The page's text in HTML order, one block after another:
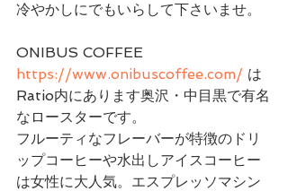
冷やかしにでもいらして下さいませ。
ONIBUS COFFEE
https://www.onibuscoffee.com/ は
Ratio内にあります奥沢・中目黒で有名
なロースターです。
フルーティなフレーバーが特徴のドリ
ップコーヒーや水出しアイスコーヒー
は女性に大人気。エスプレッソマシン